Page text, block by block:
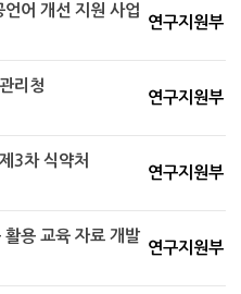
언어 개선 지원 사업
연구지원부
리청
연구지원부
3차 식약처
연구지원부
활용 교육 자료 개발
연구지원부